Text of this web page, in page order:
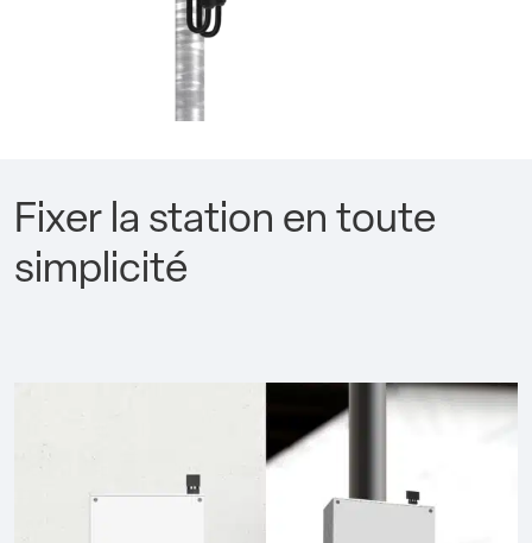
Fixer la station en toute
simplicité